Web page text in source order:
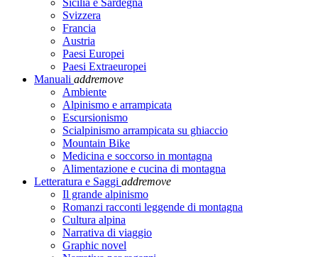
Sicilia e Sardegna
Svizzera
Francia
Austria
Paesi Europei
Paesi Extraeuropei
Manuali addremove
Ambiente
Alpinismo e arrampicata
Escursionismo
Scialpinismo arrampicata su ghiaccio
Mountain Bike
Medicina e soccorso in montagna
Alimentazione e cucina di montagna
Letteratura e Saggi addremove
Il grande alpinismo
Romanzi racconti leggende di montagna
Cultura alpina
Narrativa di viaggio
Graphic novel